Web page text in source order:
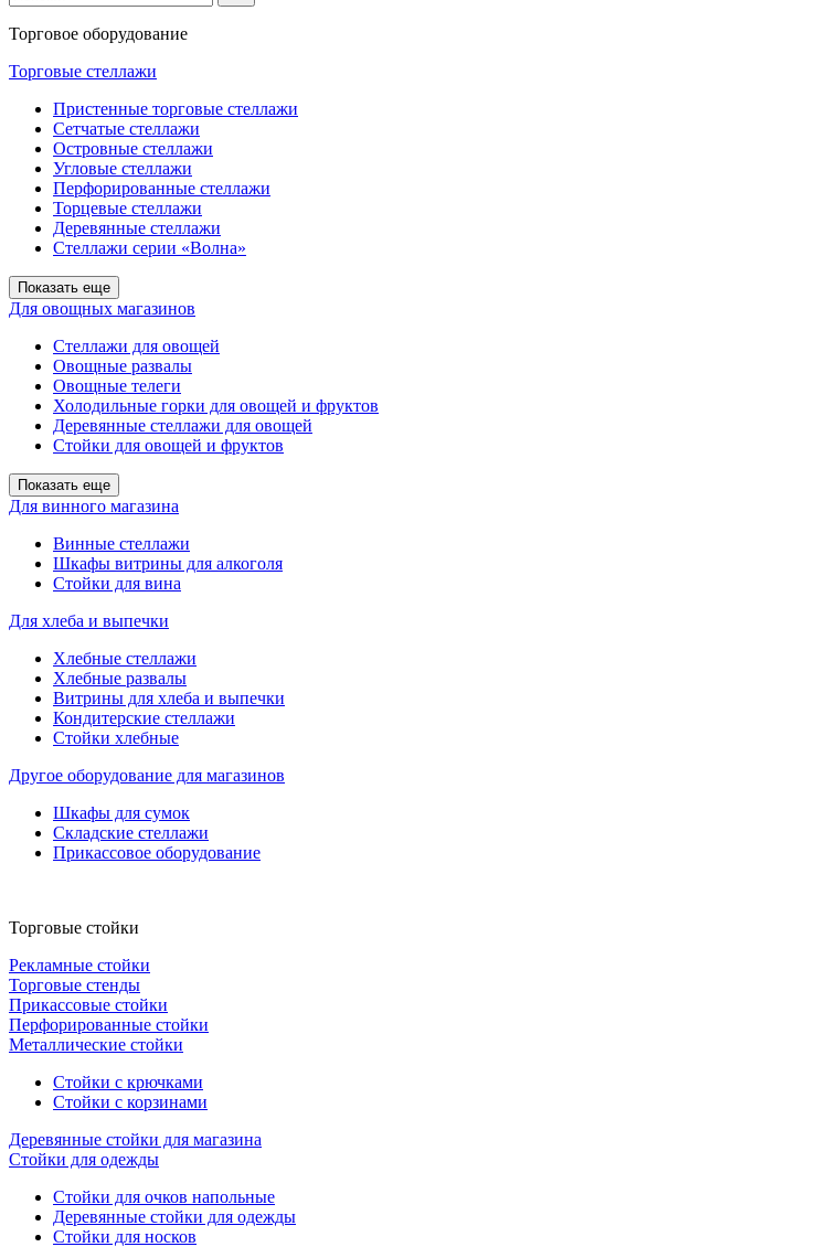
Торговое оборудование
Торговые стеллажи
Пристенные торговые стеллажи
Сетчатые стеллажи
Островные стеллажи
Угловые стеллажи
Перфорированные стеллажи
Торцевые стеллажи
Деревянные стеллажи
Стеллажи серии «Волна»
Показать еще
Для овощных магазинов
Стеллажи для овощей
Овощные развалы
Овощные телеги
Холодильные горки для овощей и фруктов
Деревянные стеллажи для овощей
Стойки для овощей и фруктов
Показать еще
Для винного магазина
Винные стеллажи
Шкафы витрины для алкоголя
Стойки для вина
Для хлеба и выпечки
Хлебные стеллажи
Хлебные развалы
Витрины для хлеба и выпечки
Кондитерские стеллажи
Стойки хлебные
Другое оборудование для магазинов
Шкафы для сумок
Складские стеллажи
Прикассовое оборудование
Торговые стойки
Рекламные стойки
Торговые стенды
Прикассовые стойки
Перфорированные стойки
Металлические стойки
Стойки с крючками
Стойки с корзинами
Деревянные стойки для магазина
Стойки для одежды
Стойки для очков напольные
Деревянные стойки для одежды
Стойки для носков